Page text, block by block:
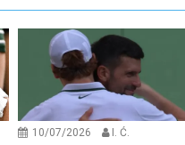
10/07/2026 I. Ć.